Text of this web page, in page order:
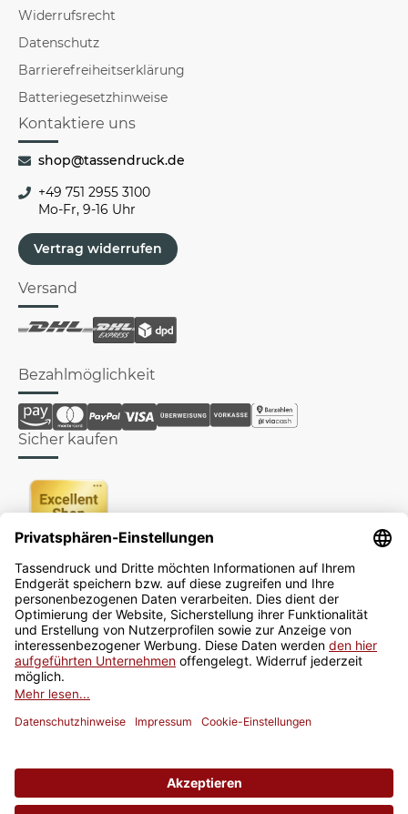
Widerrufsrecht
Datenschutz
Barrierefreiheitserklärung
Batteriegesetzhinweise
Kontaktiere uns
shop@tassendruck.de
+49 751 2955 3100
Mo-Fr, 9-16 Uhr
Vertrag widerrufen
Versand
Bezahlmöglichkeit
Sicher kaufen
Newsletter